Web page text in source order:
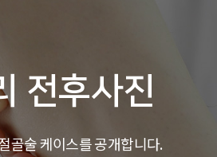
전후사진
골술 케이스를 공개합니다.